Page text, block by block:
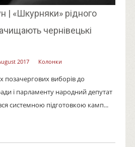
| «Шкурняки» рідного
чернівецькі
2017 Колонки
виборів до
і парламенту народний депутат
системною підготовкою камп...